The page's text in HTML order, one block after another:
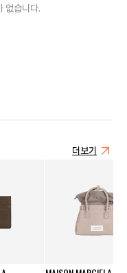
없습니다.
더보기